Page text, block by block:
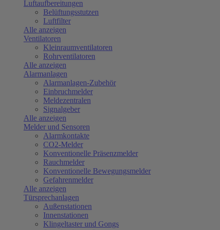
Luftaufbereitungen
Belüftungsstutzen
Luftfilter
Alle anzeigen
Ventilatoren
Kleinraumventilatoren
Rohrventilatoren
Alle anzeigen
Alarmanlagen
Alarmanlagen-Zubehör
Einbruchmelder
Meldezentralen
Signalgeber
Alle anzeigen
Melder und Sensoren
Alarmkontakte
CO2-Melder
Konventionelle Präsenzmelder
Rauchmelder
Konventionelle Bewegungsmelder
Gefahrenmelder
Alle anzeigen
Türsprechanlagen
Außenstationen
Innenstationen
Klingeltaster und Gongs